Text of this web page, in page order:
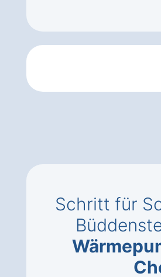
Schritt für